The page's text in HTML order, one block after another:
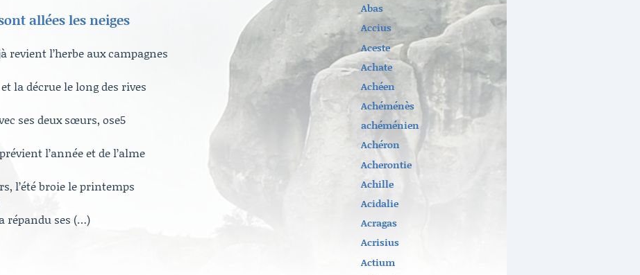
allées les neiges
revient l’herbe aux campagnes
la décrue le long des rives
ses deux sœurs, ose5
l’année et de l’alme
l’été broie le printemps
répandu ses (…)
Abas
Accius
Aceste
Achate
Achéen
Achéménès
achéménien
Achéron
Acherontie
Achille
Acidalie
Acragas
Acrisius
Actium